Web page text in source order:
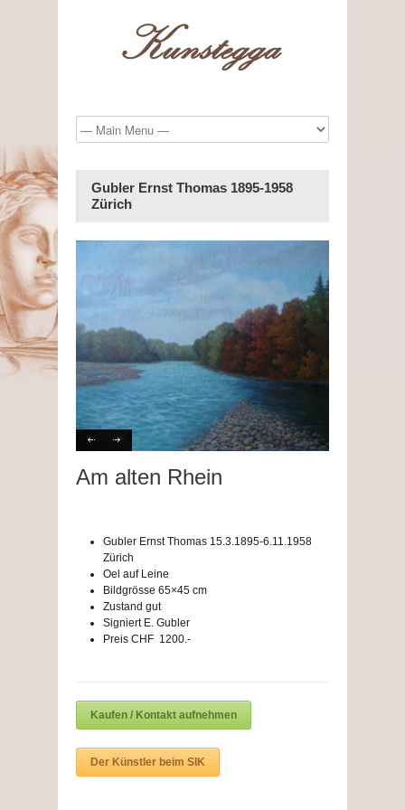
Gubler Ernst Thomas 1895-1958
Zürich
Am alten Rhein
Gubler Ernst Thomas 15.3.1895-6.11.1958
Zürich
Oel auf Leine
Bildgrösse 65×45 cm
Zustand gut
Signiert E. Gubler
Preis CHF 1200.-
Kaufen / Kontakt aufnehmen
Der Künstler beim SIK